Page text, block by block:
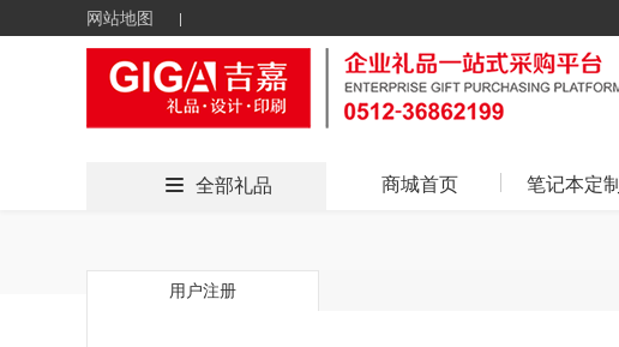
网站地图
全部礼品 商城首页 笔记本定制
用户注册